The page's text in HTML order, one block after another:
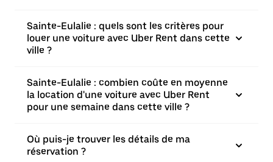
Sainte-Eulalie : quels sont les critères pour
louer une voiture avec Uber Rent dans cette
ville ?
Sainte-Eulalie : combien coûte en moyenne
la location d'une voiture avec Uber Rent
pour une semaine dans cette ville ?
Où puis-je trouver les détails de ma
réservation ?